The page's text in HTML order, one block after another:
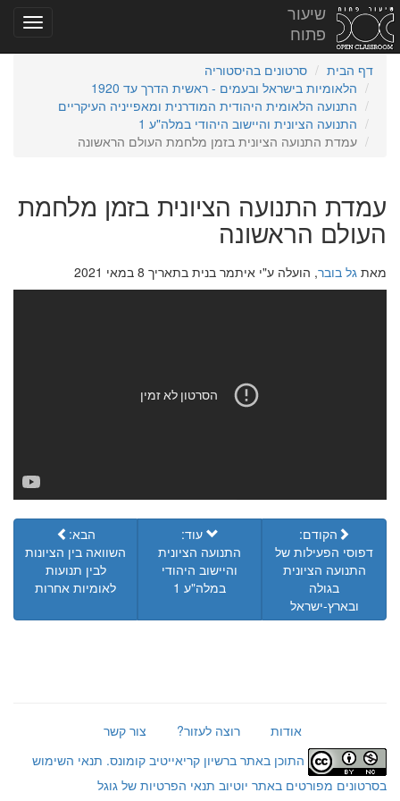
שיעור
פתוח
דף הבית
סרטונים בהיסטוריה
הלאומיות בישראל ובעמים - ראשית הדרך עד 1920
התנועה הלאומית היהודית המודרנית ומאפייניה העיקריים
התנועה הציונית והיישוב היהודי במלה"ע 1
עמדת התנועה הציונית בזמן מלחמת העולם הראשונה
עמדת התנועה הציונית בזמן מלחמת
העולם הראשונה
מאת גל בובר, הועלה ע"י איתמר בנית בתאריך 8 במאי 2021
הקודם:
דפוסי הפעילות של
התנועה הציונית
בגולה
ובארץ-ישראל
עוד:
התנועה הציונית
והיישוב היהודי
במלה"ע 1
הבא:
השוואה בין הציונות
לבין תנועות
לאומיות אחרות
אודות רוצה לעזור?
צור קשר
התוכן באתר ברשיון קריאייטיב קומונס. תנאי השימוש
בסרטונים מפורטים באתר יוטיוב תנאי הפרטיות של גוגל